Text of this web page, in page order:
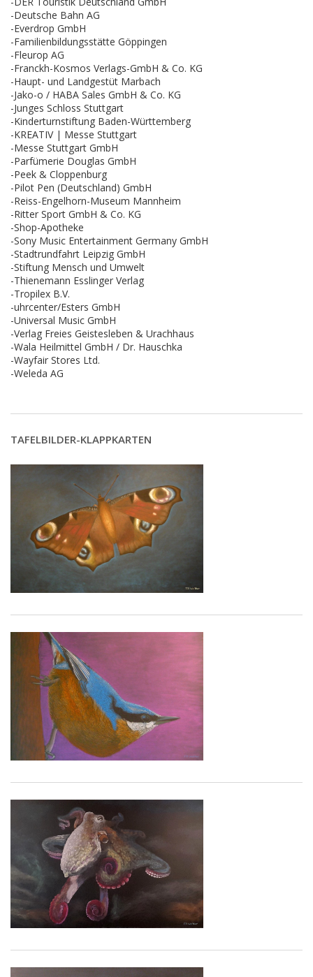
-Deutsche Bahn AG
-Everdrop GmbH
-Familienbildungsstätte Göppingen
-Fleurop AG
-Franckh-Kosmos Verlags-GmbH & Co. KG
-Haupt- und Landgestüt Marbach
-Jako-o / HABA Sales GmbH & Co. KG
-Junges Schloss Stuttgart
-Kinderturnstiftung Baden-Württemberg
-KREATIV | Messe Stuttgart
-Messe Stuttgart GmbH
-Parfümerie Douglas GmbH
-Peek & Cloppenburg
-Pilot Pen (Deutschland) GmbH
-Reiss-Engelhorn-Museum Mannheim
-Ritter Sport GmbH & Co. KG
-Shop-Apotheke
-Sony Music Entertainment Germany GmbH
-Stadtrundfahrt Leipzig GmbH
-Stiftung Mensch und Umwelt
-Thienemann Esslinger Verlag
-Tropilex B.V.
-uhrcenter/Esters GmbH
-Universal Music GmbH
-Verlag Freies Geistesleben & Urachhaus
-Wala Heilmittel GmbH / Dr. Hauschka
-Wayfair Stores Ltd.
-Weleda AG
TAFELBILDER-KLAPPKARTEN